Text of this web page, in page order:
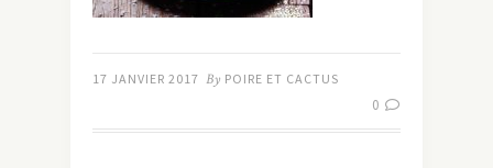
17 JANVIER 2017 By POIRE ET CACTUS
0